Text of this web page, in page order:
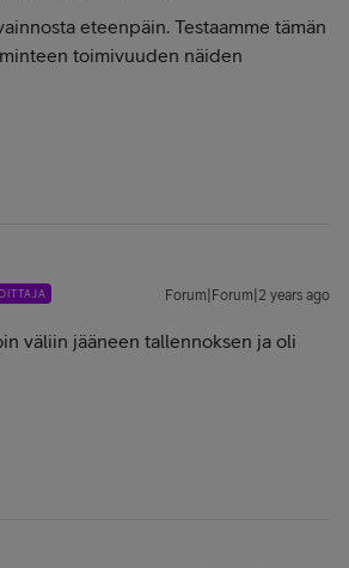
eteenpäin. Testaamme tämän
toimivuuden näiden
Forum|Forum|2 years ago
väliin jääneen tallennoksen ja oli